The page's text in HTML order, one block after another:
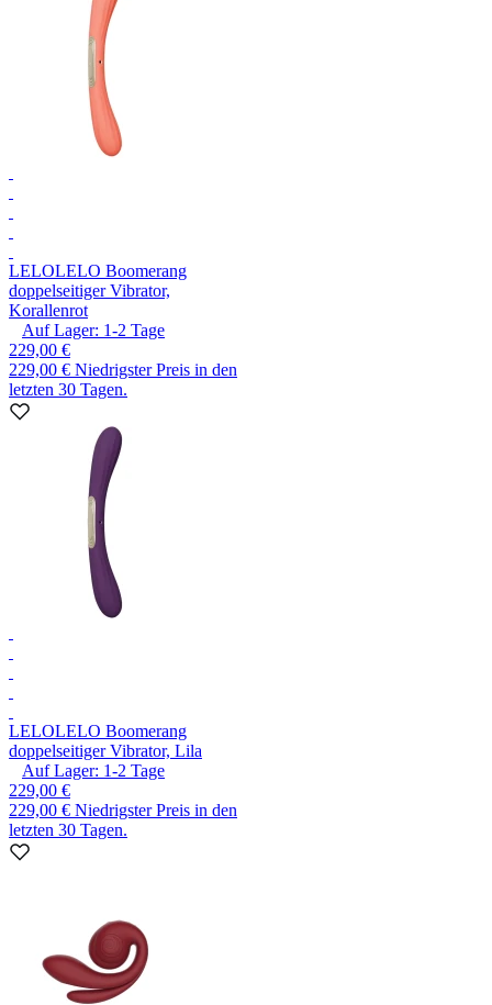
LELOLELO Boomerang
doppelseitiger Vibrator,
Korallenrot
Auf Lager: 1-2 Tage
229,00 €
229,00 € Niedrigster Preis in den
letzten 30 Tagen.
LELOLELO Boomerang
doppelseitiger Vibrator, Lila
Auf Lager: 1-2 Tage
229,00 €
229,00 € Niedrigster Preis in den
letzten 30 Tagen.